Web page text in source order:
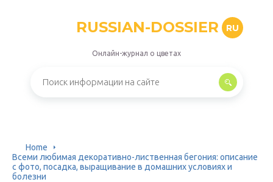
RUSSIAN-DOSSIER RU
Онлайн-журнал о цветах
Home
Всеми любимая декоративно-лиственная бегония: описание
с фото, посадка, выращивание в домашних условиях и
болезни